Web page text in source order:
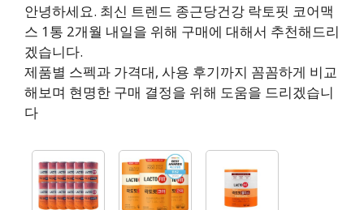
안녕하세요. 최신 트렌드 종근당건강 락토핏 코어맥
스 1통 2개월 내일을 위해 구매에 대해서 추천해드리
겠습니다.
제품별 스펙과 가격대, 사용 후기까지 꼼꼼하게 비교
해보며 현명한 구매 결정을 위해 도움을 드리겠습니
다